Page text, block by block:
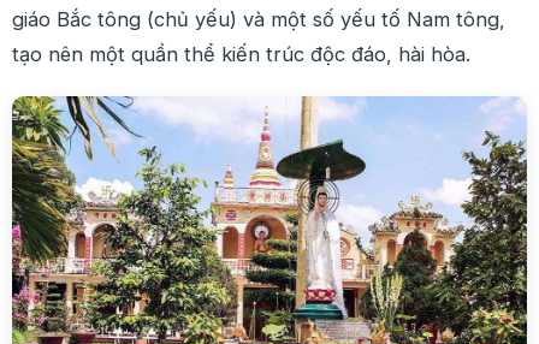
giáo Bắc tông (chủ yếu) và một số yếu tố Nam tông,
tạo nên một quần thể kiến trúc độc đáo, hài hòa.